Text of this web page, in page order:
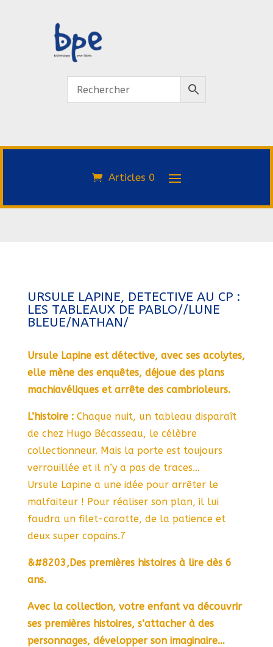
Articles 0
URSULE LAPINE, DETECTIVE AU CP :
LES TABLEAUX DE PABLO//LUNE
BLEUE/NATHAN/
Ursule Lapine est détective, avec ses acolytes,
elle mène des enquêtes, déjoue des plans
machiavéliques et arrête des cambrioleurs.
L’histoire : Chaque nuit, un tableau disparaît
de chez Hugo Bécasseau, le célèbre
collectionneur. Mais la porte est toujours
verrouillée et il n’y a pas de traces…
Ursule Lapine a une idée pour arrêter le
malfaiteur ! Pour réaliser son plan, il lui
faudra un filet-carotte, de la patience et
deux super copains.7
&#8203,Des premières histoires à lire dès 6
ans.
Avec la collection, votre enfant va découvrir
ses premières histoires, s’attacher à des
personnages, développer son imaginaire…